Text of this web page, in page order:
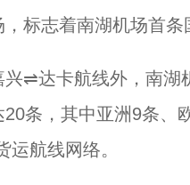
标志着南湖机场首条
达卡航线外，南湖
条，其中亚洲9条、
运航线网络。